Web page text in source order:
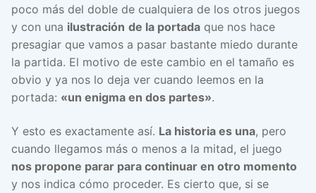
poco más del doble de cualquiera de los otros juegos
y con una ilustración de la portada que nos hace
presagiar que vamos a pasar bastante miedo durante
la partida. El motivo de este cambio en el tamaño es
obvio y ya nos lo deja ver cuando leemos en la
portada: «un enigma en dos partes».
Y esto es exactamente así. La historia es una, pero
cuando llegamos más o menos a la mitad, el juego
nos propone parar para continuar en otro momento
y nos indica cómo proceder. Es cierto que, si se